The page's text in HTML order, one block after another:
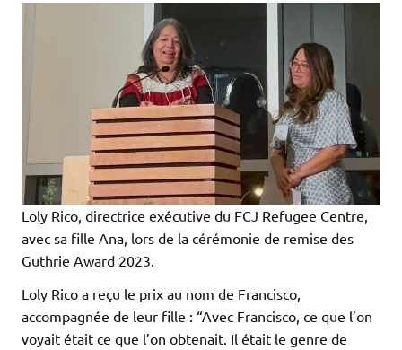
Loly Rico, directrice exécutive du FCJ Refugee Centre,
avec sa fille Ana, lors de la cérémonie de remise des
Guthrie Award 2023.
Loly Rico a reçu le prix au nom de Francisco,
accompagnée de leur fille : “Avec Francisco, ce que l’on
voyait était ce que l’on obtenait. Il était le genre de